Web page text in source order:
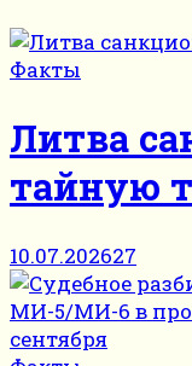
Факты
Литва
тайную
10.07.202627